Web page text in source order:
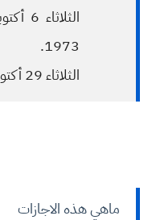
1973.
الثلاثاء 29 أكتوبر 2020: المولد النبوي الشريف.
ماهي هذه الاجازات